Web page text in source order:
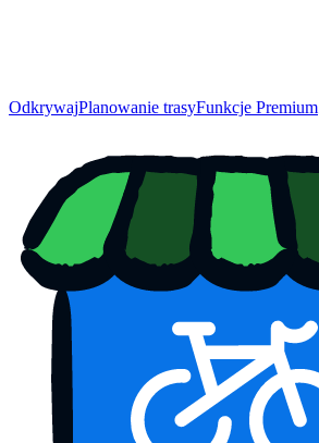
OdkrywajPlanowanie trasyFunkcje Premium